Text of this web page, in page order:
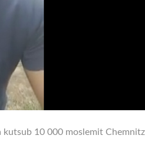
kutsub 10 000 moslemit